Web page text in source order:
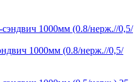
1000мм (0.8/нерж.//0,5/